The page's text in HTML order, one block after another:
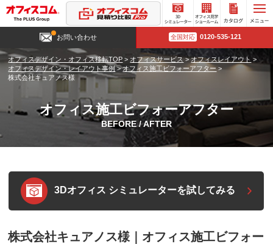
3D
シミュ
レータ
ー
オフィ
ス見学
ショー
ルーム
お問い合わせ 全国対応 0120-535-121
オフィスデザイン・オフィス移転TOP > オフィスサービス>オフィスレイアウト >
オフィスデザイン・レイアウト事例>オフィス施工ビフォーアフター>
株式会社キュアノス様
オフィス施工ビフォーアフター
BEFORE / AFTER
3Dオフィス シミュレーターを試してみる
株式会社キュアノス様｜オフィス施工ビフォー